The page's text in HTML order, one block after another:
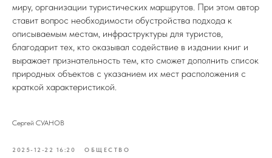
миру, организации туристических маршрутов. При этом автор
ставит вопрос необходимости обустройства подхода к
описываемым местам, инфраструктуры для туристов,
благодарит тех, кто оказывал содействие в издании книг и
выражает признательность тем, кто сможет дополнить список
природных объектов с указанием их мест расположения с
краткой характеристикой.
Сергей СУАНОВ
2025-12-22 16:20 ОБЩЕСТВО